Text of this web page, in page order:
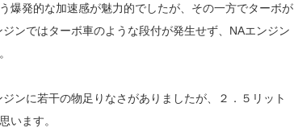
爆発的な加速感が魅力的でしたが、その一方でターボが
ンではターボ車のような段付が発生せず、NAエンジン
ンに若干の物足りなさがありましたが、２．５リット
います。